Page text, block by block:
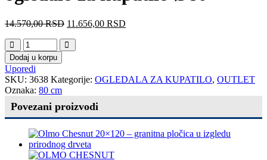
14.570,00RSD 11.656,00 RSD
Dodaj u korpu
Uporedi
SKU: 3638 Kategorije: OGLEDALA ZA KUPATILO, OUTLET
Oznaka: 80 cm
Povezani proizvodi